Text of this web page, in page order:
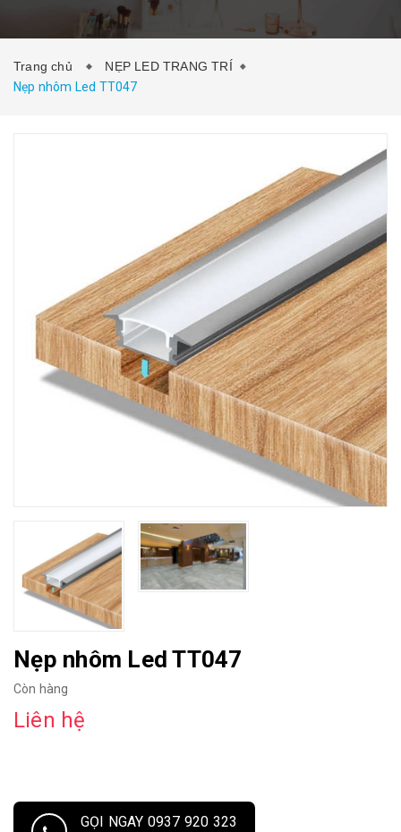
HƯỚNG DẪN SỬ DỤNG
Trang chủ
NẸP LED TRANG TRÍ
Nẹp nhôm Led TT047
Nẹp nhôm Led TT047
Còn hàng
Liên hệ
GỌI NGAY 0937 920 323